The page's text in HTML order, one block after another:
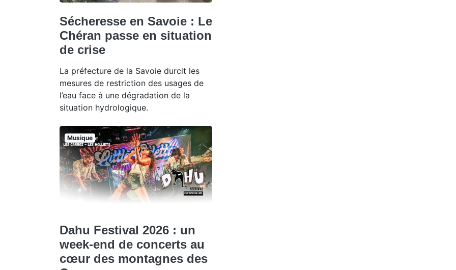
Sécheresse en Savoie : Le
Chéran passe en situation
de crise
La préfecture de la Savoie durcit les
mesures de restriction des usages de
l’eau face à une dégradation de la
situation hydrologique.
Musique
Dahu Festival 2026 : un
week-end de concerts au
cœur des montagnes des